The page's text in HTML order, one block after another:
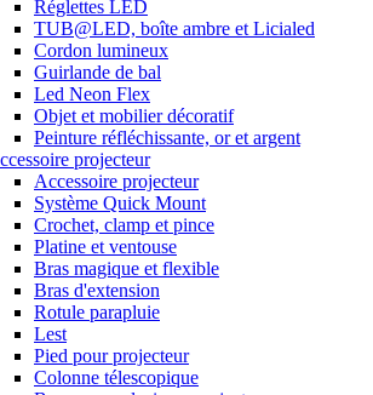
Réglettes LED
TUB@LED, boîte ambre et Licialed
Cordon lumineux
Guirlande de bal
Led Neon Flex
Objet et mobilier décoratif
Peinture réfléchissante, or et argent
projecteur
Accessoire projecteur
Système Quick Mount
Crochet, clamp et pince
Platine et ventouse
Bras magique et flexible
Bras d'extension
Rotule parapluie
Lest
Pied pour projecteur
Colonne télescopique